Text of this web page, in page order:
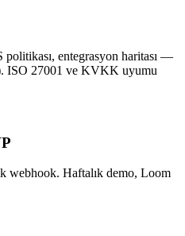
entegrasyon haritası —
ISO 27001 ve KVKK uyumu
webhook. Haftalık demo, Loom